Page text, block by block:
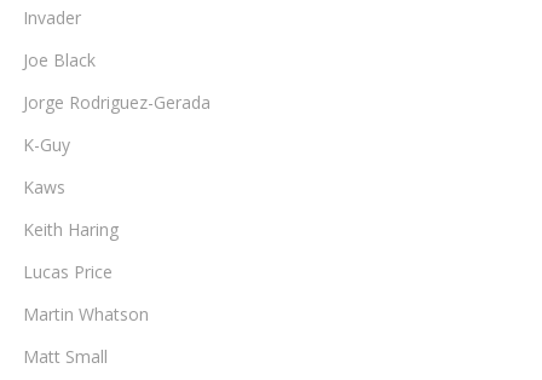
Invader
Joe Black
Jorge Rodriguez-Gerada
K-Guy
Kaws
Keith Haring
Lucas Price
Martin Whatson
Matt Small